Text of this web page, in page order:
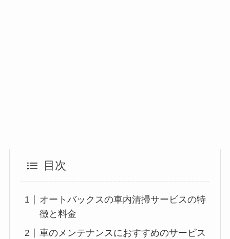
目次
オートバックスの車内清掃サービスの特
徴と料金
車のメンテナンスにおすすめのサービス